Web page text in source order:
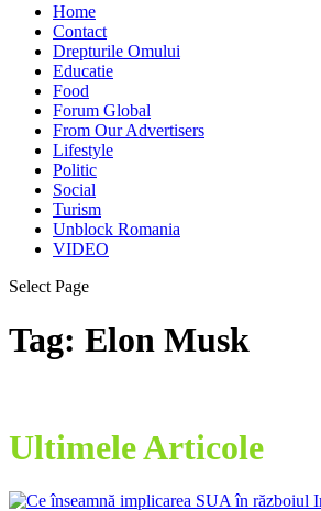
Home
Contact
Drepturile Omului
Educatie
Food
Forum Global
From Our Advertisers
Lifestyle
Politic
Social
Turism
Unblock Romania
VIDEO
Select Page
Tag: Elon Musk
Ultimele Articole